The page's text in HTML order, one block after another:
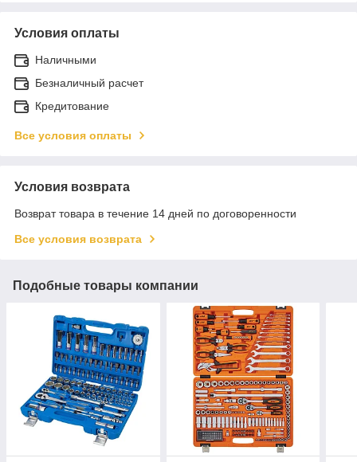
Условия оплаты
Наличными
Безналичный расчет
Кредитование
Все условия оплаты
Условия возврата
Возврат товара в течение 14 дней по договоренности
Все условия возврата
Подобные товары компании